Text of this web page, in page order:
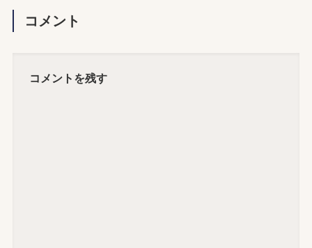
コメント
コメントを残す